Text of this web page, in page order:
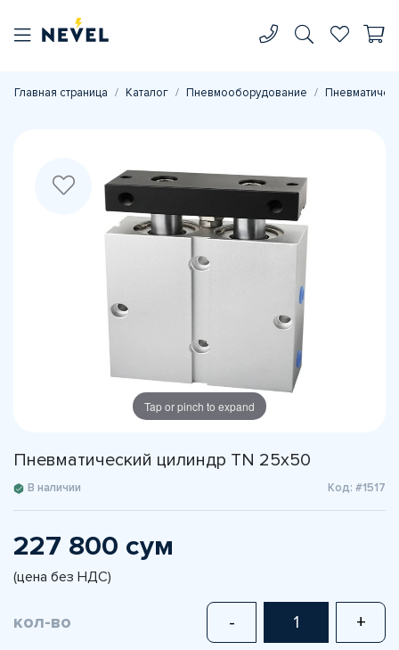
Главная страница Каталог Пневмооборудование
Tap or pinch to expand
Пневматический цилиндр TN 25x50
В наличии Код: #1517
227 800 сум
(цена без НДС)
кол-во - +